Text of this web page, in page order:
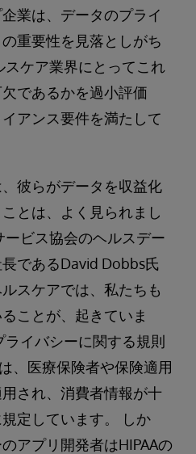
業は、データのプライ
重要性を見落としがち
スケア業界にとってこれ
であるかを過小評価
アンス要件を満たして
、彼らがデータを収益化
とは、よく見られまし
ビス協会のヘルスデー
であるDavid Dobbs氏
スケアでは、私たちも
ことが、起きていま
イバシーに関する規則
、医療保険者や保険適用
され、消費者情報が十
定しています。 しか
アプリ開発者はHIPAAの